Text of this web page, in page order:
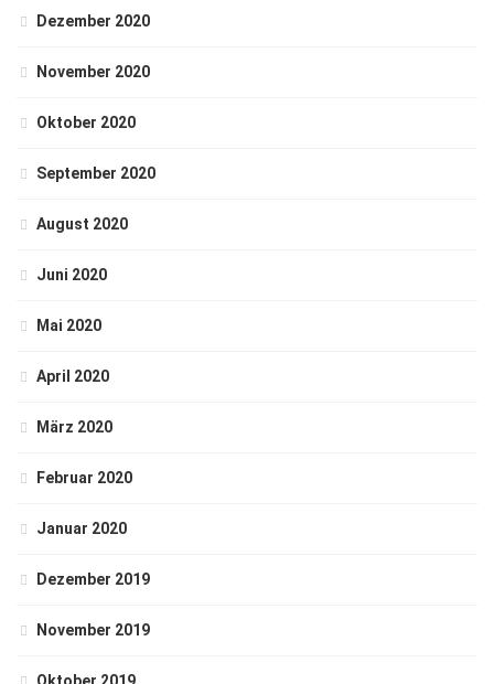
Dezember 2020
November 2020
Oktober 2020
September 2020
August 2020
Juni 2020
Mai 2020
April 2020
März 2020
Februar 2020
Januar 2020
Dezember 2019
November 2019